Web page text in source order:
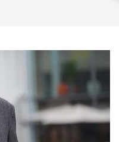
г
о
е
ж
и
м
у